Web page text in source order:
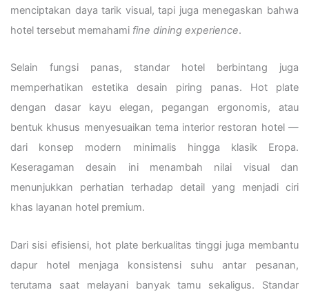
menciptakan daya tarik visual, tapi juga menegaskan bahwa
hotel tersebut memahami fine dining experience.
Selain fungsi panas, standar hotel berbintang juga
memperhatikan estetika desain piring panas. Hot plate
dengan dasar kayu elegan, pegangan ergonomis, atau
bentuk khusus menyesuaikan tema interior restoran hotel —
dari konsep modern minimalis hingga klasik Eropa.
Keseragaman desain ini menambah nilai visual dan
menunjukkan perhatian terhadap detail yang menjadi ciri
khas layanan hotel premium.
Dari sisi efisiensi, hot plate berkualitas tinggi juga membantu
dapur hotel menjaga konsistensi suhu antar pesanan,
terutama saat melayani banyak tamu sekaligus. Standar